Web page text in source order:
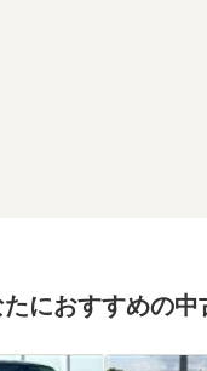
たにおすすめの中